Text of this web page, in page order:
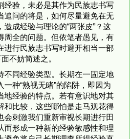
经验，未必是其作为民族志书写
追问的将是，如何尽量避免在无
成经验与理论的“两张皮”？这
周全的问题。但依笔者愚见，有
进行民族志书写时避开相当一部
不妨简述之。
不同经验类型。长期在一固定地
一种“熟视无睹”的陷阱，即因为
地经验的特点。若有意识地对其
和比较，这些哪怕是走马观花得
会刺激我们重新审视长期进行田
而形成一种新的经验敏感性和理